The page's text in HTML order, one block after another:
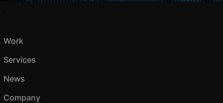
Work
Services
News
Company